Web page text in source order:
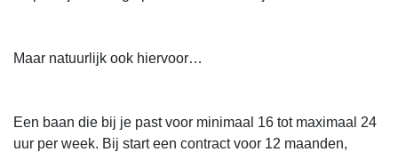
Maar natuurlijk ook hiervoor…
Een baan die bij je past voor minimaal 16 tot maximaal 24
uur per week. Bij start een contract voor 12 maanden,